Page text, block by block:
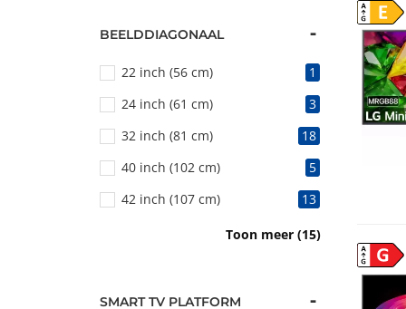
BEELDDIAGONAAL
22 inch (56 cm)
1
24 inch (61 cm)
3
32 inch (81 cm)
18
40 inch (102 cm)
5
42 inch (107 cm)
13
53
50 inch (127 cm)
Toon meer (15)
SMART TV PLATFORM
E
G